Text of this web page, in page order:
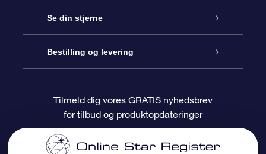
Kontakt os
Bloggen
Anmeldelser
Online Stjernegave
OSR Gavepakke
OSR Gavekortet
Firmagaver
Se din stjerne
Star Register
Personliggjort Stjerneside
One Million Stars
Bestilling og levering
Betalingsinformation
Forsendelsesoplysninger
Tilmeld dig vores GRATIS nyhedsbrev
for tilbud og produktopdateringer